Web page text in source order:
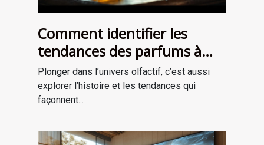
Comment identifier les
tendances des parfums à
travers les époques ?
Plonger dans l’univers olfactif, c’est aussi
explorer l’histoire et les tendances qui
façonnent...